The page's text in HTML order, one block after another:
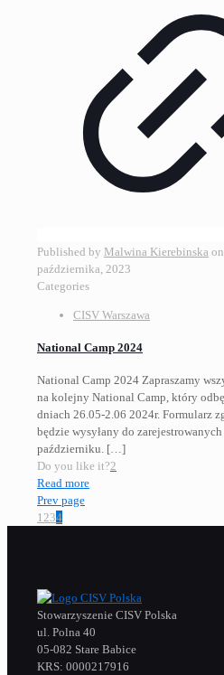
Published by Malwina Kierebinska on
października, 2023
Categories
CISV Warszawa
National Camp 2024
National Camp 2024 Zapraszamy
na kolejny National Camp, który
dniach 26.05-2.06 2024r. Formularz
będzie wysyłany do
październiku. […]
Do you like it?2
Read more
Prev page
1234
Stowarzyszenie CISV Polska
ul. Polna 40
05-082 Stare Babice
KRS: 0000217916